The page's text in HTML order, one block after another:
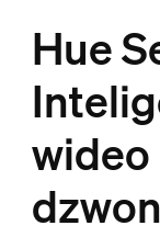
Hue